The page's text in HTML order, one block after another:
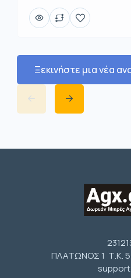
Ξεκινήστε μια νέα
ΠΛΑΤΩΝΟΣ 1 Τ.Κ.